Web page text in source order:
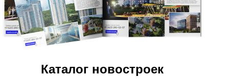
Каталог новостроек